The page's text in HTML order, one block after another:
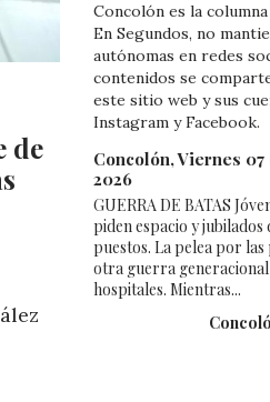
de
Concolón es la
En Segundos, no
autónomas en redes
contenidos se
este sitio web y sus
Instagram y Facebook.
Concolón, Viernes
2026
GUERRA DE BATAS
piden espacio y jubilados
puestos. La pelea por las
otra guerra generacional
hospitales. Mientras...